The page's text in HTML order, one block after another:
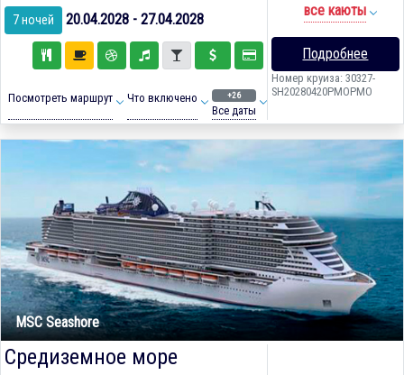
7 ночей 20.04.2028 - 27.04.2028
Посмотреть маршрут Что включено +26
Все даты
все каюты
Подробнее
Номер круиза: 30327-
SH20280420PMOPMO
MSC Seashore
Средиземное море